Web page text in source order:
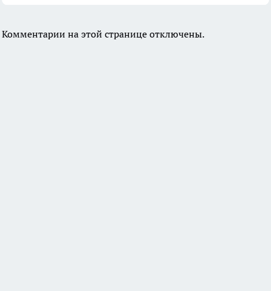
Комментарии на этой странице отключены.